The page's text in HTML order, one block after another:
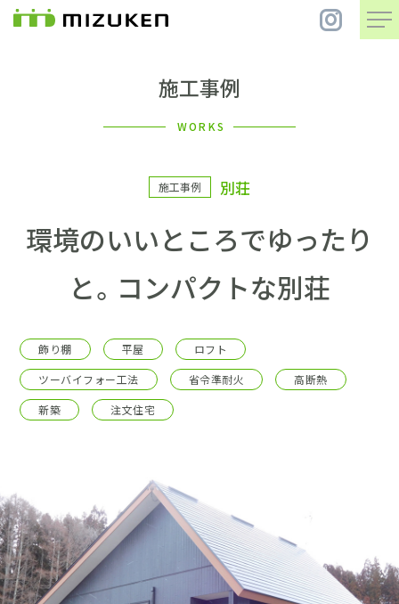
住 宅
コンセプト
施工事例
採用情報
イベント
ショールーム
ブログ
施工事例
WORKS
施工事例 別荘
環境のいいところでゆったり
と。コンパクトな別荘
飾り棚 平屋
ロフト
ツーバイフォー工法
省令準耐火
高断熱
新築
注文住宅